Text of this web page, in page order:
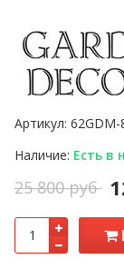
Артикул: 62GDM-
Наличие: Есть в
25 800 руб